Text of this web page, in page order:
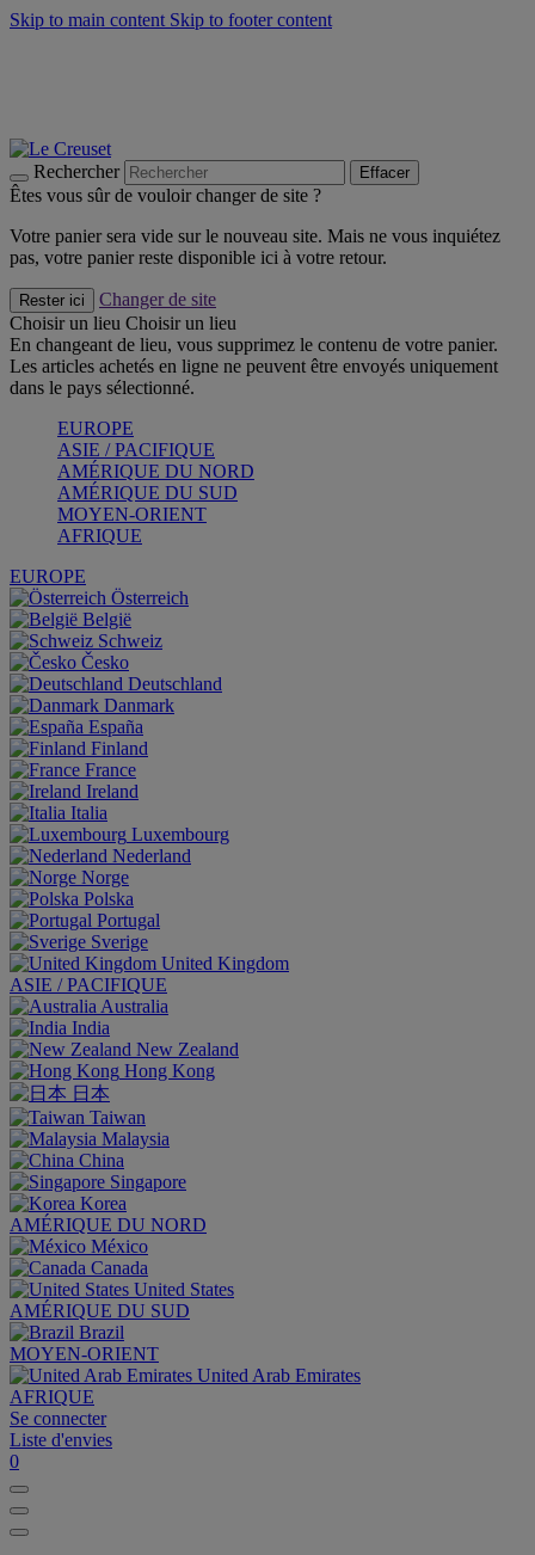
Skip to main content Skip to footer content
Rechercher Effacer
Êtes vous sûr de vouloir changer de site ?
Votre panier sera vide sur le nouveau site. Mais ne vous inquiétez
pas, votre panier reste disponible ici à votre retour.
Rester ici
Changer de site
Choisir un lieu Choisir un lieu
En changeant de lieu, vous supprimez le contenu de votre panier.
Les articles achetés en ligne ne peuvent être envoyés uniquement
dans le pays sélectionné.
EUROPE
ASIE / PACIFIQUE
AMÉRIQUE DU NORD
AMÉRIQUE DU SUD
MOYEN-ORIENT
AFRIQUE
EUROPE
Österreich
België
Schweiz
Česko
Deutschland
Danmark
España
Finland
France
Ireland
Italia
Luxembourg
Nederland
Norge
Polska
Portugal
Sverige
United Kingdom
ASIE / PACIFIQUE
Australia
India
New Zealand
Hong Kong
日本
Taiwan
Malaysia
China
Singapore
Korea
AMÉRIQUE DU NORD
México
Canada
United States
AMÉRIQUE DU SUD
Brazil
MOYEN-ORIENT
United Arab Emirates
AFRIQUE
Se connecter
Liste d'envies
0